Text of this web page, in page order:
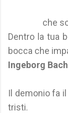
che
Dentro la tua
bocca che
Ingeborg
Il demonio fa
tristi.